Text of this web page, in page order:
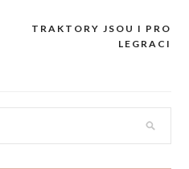
TRAKTORY JSOU I PRO
LEGRACI